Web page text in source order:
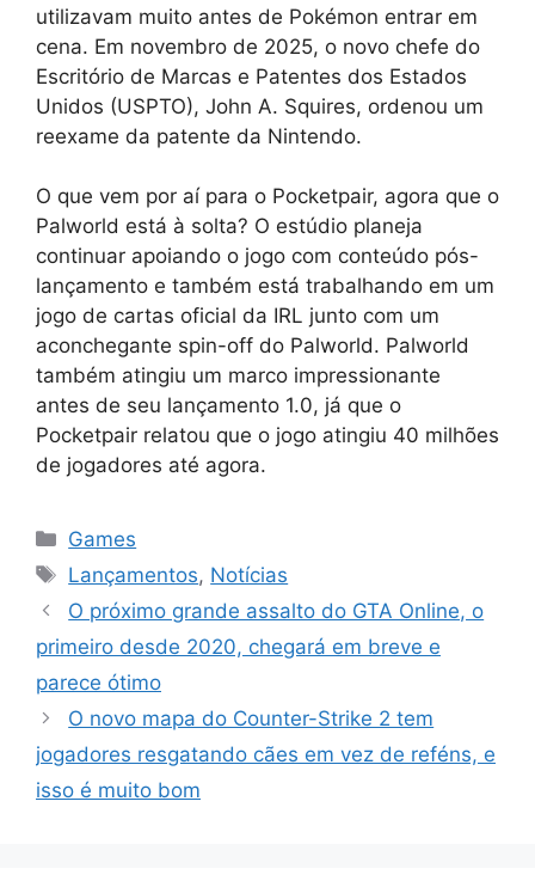
utilizavam muito antes de Pokémon entrar em
cena. Em novembro de 2025, o novo chefe do
Escritório de Marcas e Patentes dos Estados
Unidos (USPTO), John A. Squires, ordenou um
reexame da patente da Nintendo.
O que vem por aí para o Pocketpair, agora que o
Palworld está à solta? O estúdio planeja
continuar apoiando o jogo com conteúdo pós-
lançamento e também está trabalhando em um
jogo de cartas oficial da IRL junto com um
aconchegante spin-off do Palworld. Palworld
também atingiu um marco impressionante
antes de seu lançamento 1.0, já que o
Pocketpair relatou que o jogo atingiu 40 milhões
de jogadores até agora.
Categorias
Games
Tags
Lançamentos, Notícias
O próximo grande assalto do GTA Online, o
primeiro desde 2020, chegará em breve e
parece ótimo
O novo mapa do Counter-Strike 2 tem
jogadores resgatando cães em vez de reféns, e
isso é muito bom